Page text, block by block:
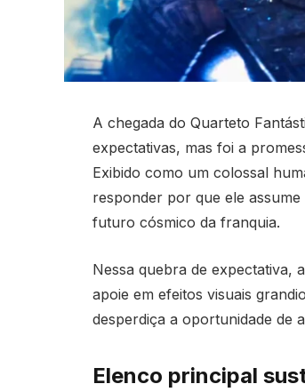
A chegada do Quarteto
expectativas, mas foi a
Exibido como um colossal
responder por que ele
futuro cósmico da franquia.
Nessa quebra de expectativa,
apoie em efeitos visuais
desperdiça a oportunidade de
Elenco principal